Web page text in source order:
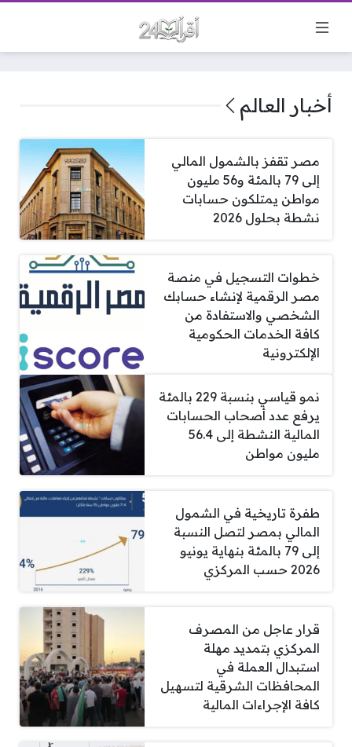
أخبار العالم
مصر تقفز بالشمول المالي
إلى 79 بالمئة و56 مليون
مواطن يمتلكون حسابات
نشطة بحلول 2026
خطوات التسجيل في منصة
مصر الرقمية لإنشاء حسابك
الشخصي والاستفادة من
كافة الخدمات الحكومية
الإلكترونية
نمو قياسي بنسبة 229 بالمئة
يرفع عدد أصحاب الحسابات
المالية النشطة إلى 56.4
مليون مواطن
طفرة تاريخية في الشمول
المالي بمصر لتصل النسبة
إلى 79 بالمئة بنهاية يونيو
2026 حسب المركزي
قرار عاجل من المصرف
المركزي بتمديد مهلة
استبدال العملة في
المحافظات الشرقية لتسهيل
كافة الإجراءات المالية